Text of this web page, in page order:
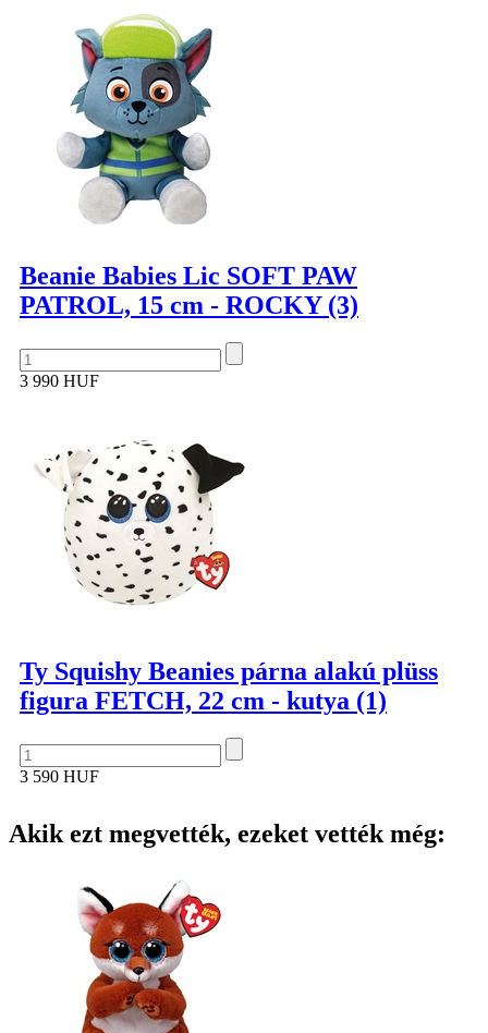
Beanie Babies Lic SOFT PAW
PATROL, 15 cm - ROCKY (3)
3 990 HUF
Ty Squishy Beanies párna alakú plüss
figura FETCH, 22 cm - kutya (1)
3 590 HUF
Akik ezt megvették, ezeket vették még: